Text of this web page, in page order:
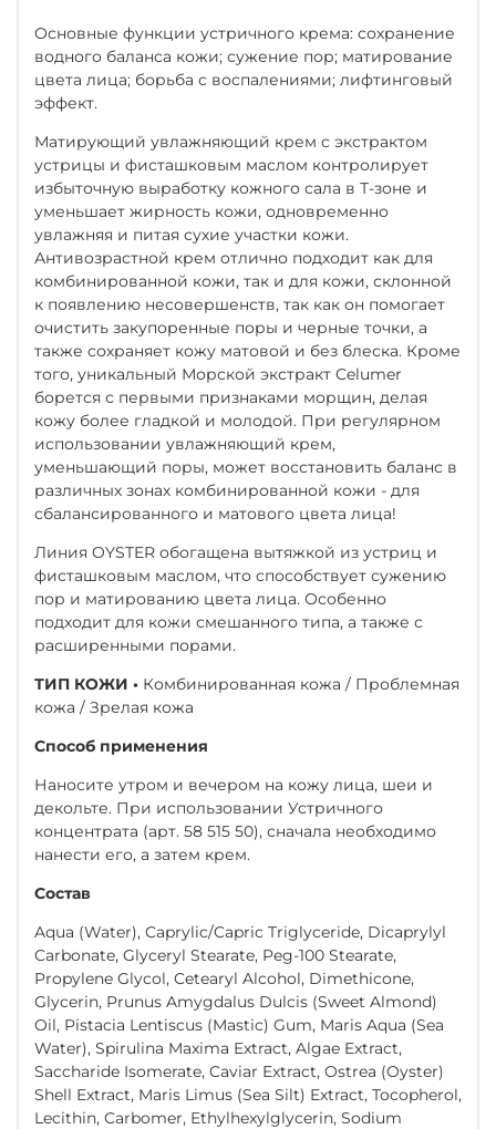
Основные функции устричного крема: сохранение
водного баланса кожи; сужение пор; матирование
цвета лица; борьба с воспалениями; лифтинговый
эффект.
Матирующий увлажняющий крем с экстрактом
устрицы и фисташковым маслом контролирует
избыточную выработку кожного сала в Т-зоне и
уменьшает жирность кожи, одновременно
увлажняя и питая сухие участки кожи.
Антивозрастной крем отлично подходит как для
комбинированной кожи, так и для кожи, склонной
к появлению несовершенств, так как он помогает
очистить закупоренные поры и черные точки, а
также сохраняет кожу матовой и без блеска. Кроме
того, уникальный Морской экстракт Celumer
борется с первыми признаками морщин, делая
кожу более гладкой и молодой. При регулярном
использовании увлажняющий крем,
уменьшающий поры, может восстановить баланс в
различных зонах комбинированной кожи - для
сбалансированного и матового цвета лица!
Линия OYSTER обогащена вытяжкой из устриц и
фисташковым маслом, что способствует сужению
пор и матированию цвета лица. Особенно
подходит для кожи смешанного типа, а также с
расширенными порами.
ТИП КОЖИ • Комбинированная кожа / Проблемная
кожа / Зрелая кожа
Способ применения
Наносите утром и вечером на кожу лица, шеи и
декольте. При использовании Устричного
концентрата (арт. 58 515 50), сначала необходимо
нанести его, а затем крем.
Состав
Aqua (Water), Caprylic/Capric Triglyceride, Dicaprylyl
Carbonate, Glyceryl Stearate, Peg-100 Stearate,
Propylene Glycol, Cetearyl Alcohol, Dimethicone,
Glycerin, Prunus Amygdalus Dulcis (Sweet Almond)
Oil, Pistacia Lentiscus (Mastic) Gum, Maris Aqua (Sea
Water), Spirulina Maxima Extract, Algae Extract,
Saccharide Isomerate, Caviar Extract, Ostrea (Oyster)
Shell Extract, Maris Limus (Sea Silt) Extract, Tocopherol,
Lecithin, Carbomer, Ethylhexylglycerin, Sodium